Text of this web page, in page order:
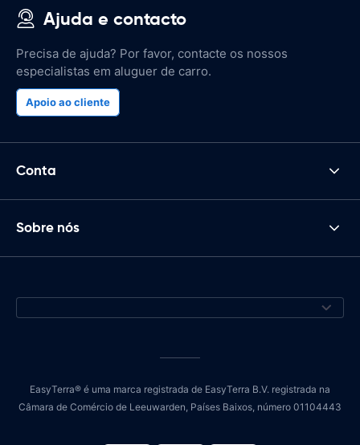
Ajuda e contacto
Precisa de ajuda? Por favor, contacte os nossos
especialistas em aluguer de carro.
Apoio ao cliente
Conta
Sobre nós
EasyTerra® é uma marca registrada de EasyTerra B.V. registrada na
Câmara de Comércio de Leeuwarden, Países Baixos, número 01104443